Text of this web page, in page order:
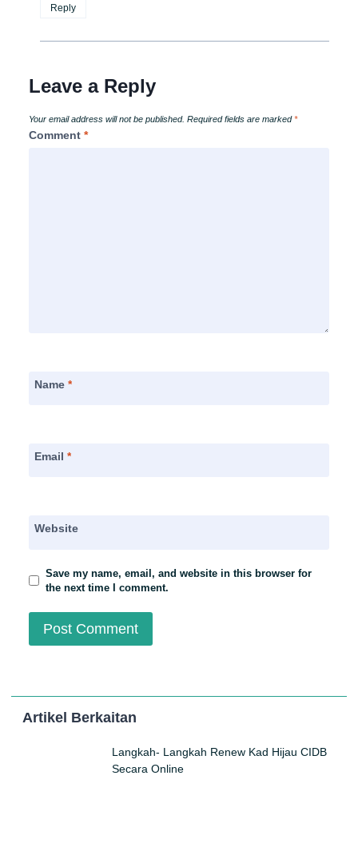
Reply
Leave a Reply
Your email address will not be published. Required fields are marked*
Comment *
Name *
Email *
Website
Save my name, email, and website in this browser for
the next time I comment.
Artikel Berkaitan
Langkah- Langkah Renew Kad Hijau CIDB
Secara Online